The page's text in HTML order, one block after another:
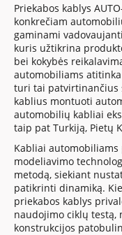
Priekabos kablys
konkrečiam
gaminami
kuris užtikrina
bei kokybės
automobiliams
turi tai patvirtinančius
kablius montuoti
automobilių kabliai
taip pat Turkiją, Pietų
Kabliai
modeliavimo
metodą, siekiant
patikrinti dinamiką.
priekabos kablys
naudojimo ciklų testą,
konstrukcijos